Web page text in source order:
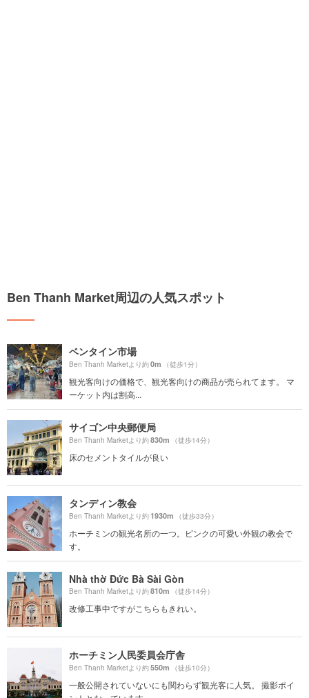
Ben Thanh Market周辺の人気スポット
ベンタイン市場
Ben Thanh Marketより約0m （徒歩1分）
観光客向けの価格で、観光客向けの商品が売られてます。 マ
ーケット内は割高...
サイゴン中央郵便局
Ben Thanh Marketより約830m （徒歩14分）
床のセメントタイルが良い
タンディン教会
Ben Thanh Marketより約1930m （徒歩33分）
ホーチミンの観光名所の一つ。ピンクの可愛い外観の教会で
す。
Nhà thờ Đức Bà Sài Gòn
Ben Thanh Marketより約810m （徒歩14分）
改修工事中ですがこちらもきれい。
ホーチミン人民委員会庁舎
Ben Thanh Marketより約550m （徒歩10分）
一般公開されていないにも関わらず観光客に人気。 撮影ポイ